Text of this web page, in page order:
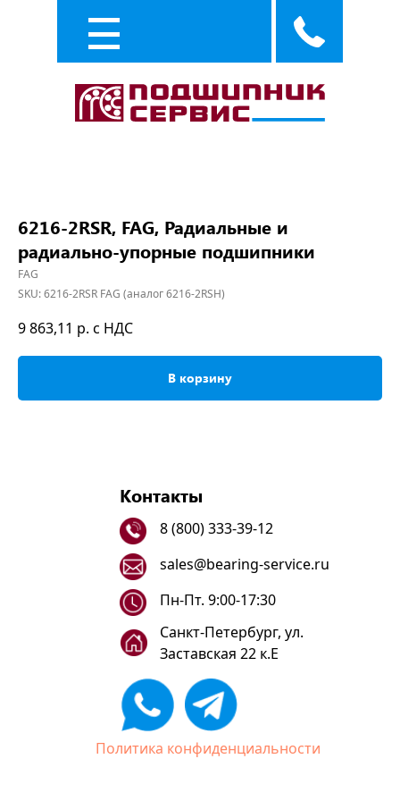
6216-2RSR, FAG, Радиальные и
радиально-упорные подшипники
FAG
SKU:6216-2RSR FAG (аналог 6216-2RSH)
9 863,11 р. с НДС
В корзину
Контакты
8 (800) 333-39-12
sales@bearing-service.ru
Санкт-Петербург, ул.
Заставская 22 к.Е
Пн-Пт. 9:00-17:30
Политика конфиденциальности